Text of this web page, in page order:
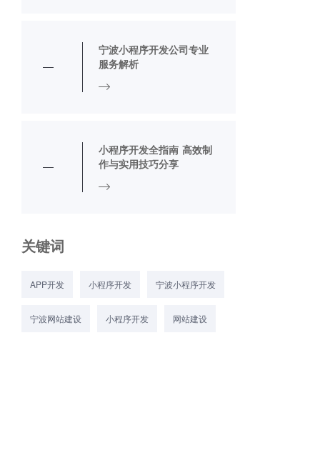
宁波小程序开发公司专业
服务解析
小程序开发全指南 高效制
作与实用技巧分享
关键词
APP开发 小程序开发 宁波小程序开发
宁波网站建设 小程序开发 网站建设